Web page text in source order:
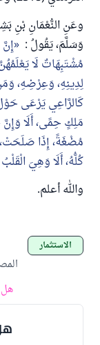
وعَنِ النُّعْمَانِ بْنِ
وَسَلَّمَ، يَقُولُ :
مُشْتَبِهَاتٌ لَا
لِدِينِهِ، وَعِرْضِهِ،
كَالرَّاعِي يَرْعَى
مَلِكٍ حِمًى، أَلَا
مُضْغَةً، إِذَا
كُلُّهُ، أَلَا وَهِيَ الْقَلْبُ
والله أعلم.
الاستثمار